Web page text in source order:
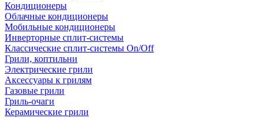
Кондиционеры
Облачные кондиционеры
Мобильные кондиционеры
Инверторные сплит-системы
Классические сплит-системы On/Off
Грили, коптильни
Электрические грили
Аксессуары к грилям
Газовые грили
Гриль-очаги
Керамические грили